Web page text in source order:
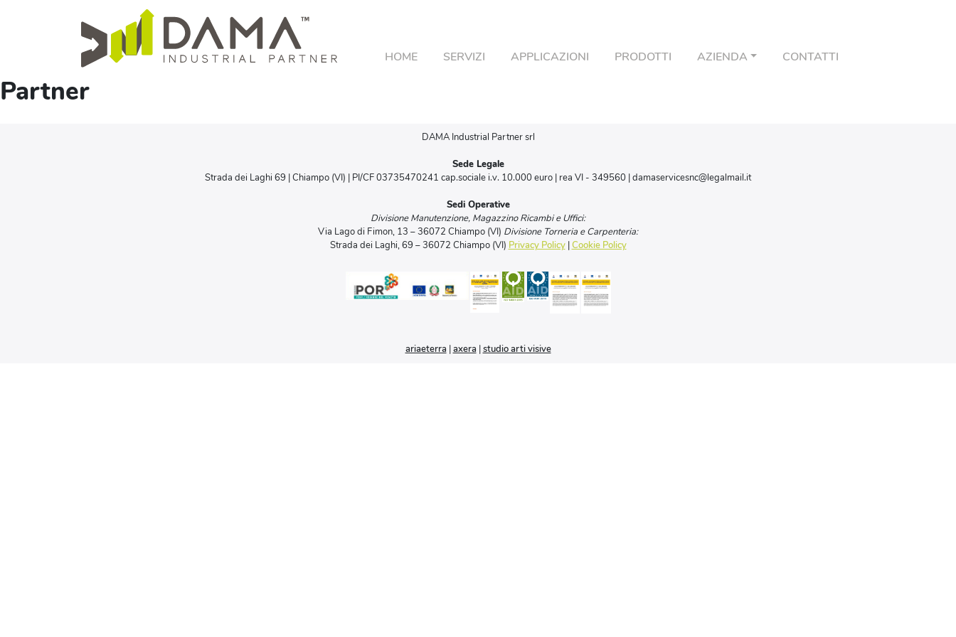
HOME SERVIZI APPLICAZIONI PRODOTTI AZIENDA CONTATTI
Partner
DAMA Industrial Partner srl
Sede Legale
Strada dei Laghi 69 | Chiampo (VI) | PI/CF 03735470241 cap.sociale i.v. 10.000 euro | rea VI - 349560 | damaservicesnc@legalmail.it
Sedi Operative
Divisione Manutenzione, Magazzino Ricambi e Uffici:
Via Lago di Fimon, 13 – 36072 Chiampo (VI) Divisione Torneria e Carpenteria:
Strada dei Laghi, 69 – 36072 Chiampo (VI) Privacy Policy|Cookie Policy
ariaeterra |axera |studio arti visive